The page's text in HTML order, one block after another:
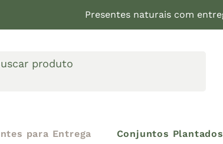
Presentes naturais com
para Entrega Conjuntos Plantados